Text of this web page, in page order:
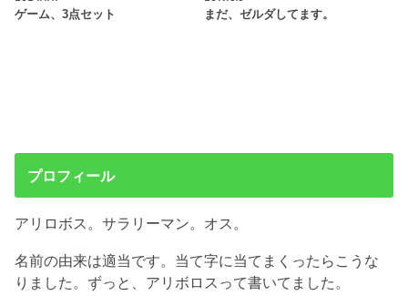
ゲーム、3点セット
まだ、ゼルダしてます。
プロフィール
アリロボス。サラリーマン。オス。
名前の由来は適当です。当て字に当てまくったらこうな
りました。ずっと、アリボロスって書いてました。